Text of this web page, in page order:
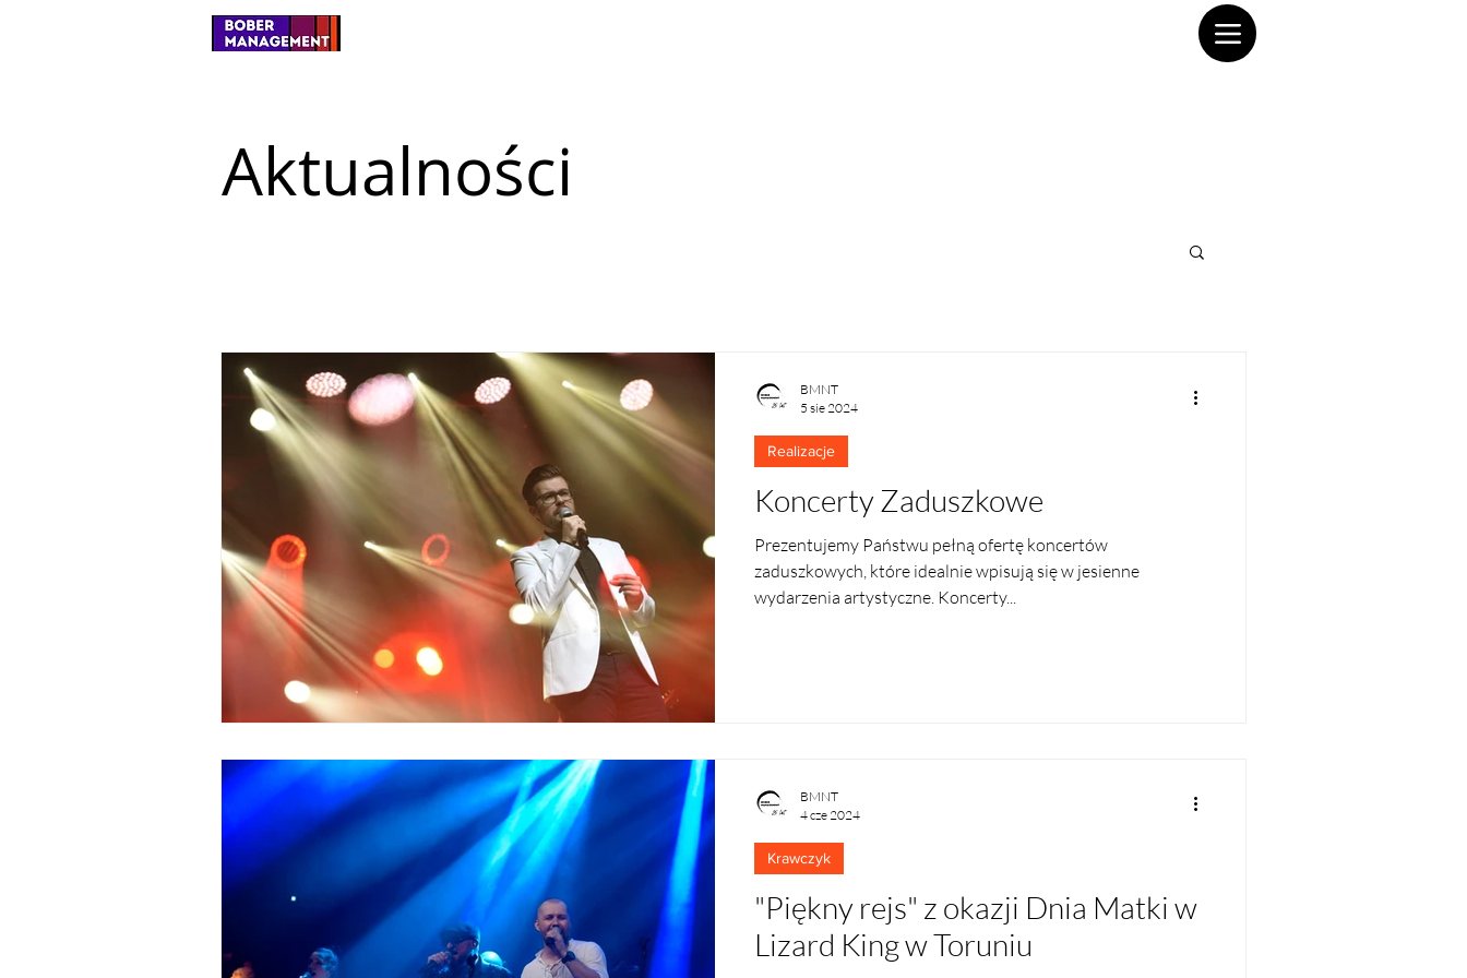
Aktualności
Koncerty Zaduszkowe
Prezentujemy Państwu pełną ofertę koncertów
zaduszkowych, które idealnie wpisują się w jesienne
wydarzenia artystyczne. Koncerty...
Realizacje
BMNT
5 sie 2024
"Piękny rejs" z okazji Dnia Matki w
Lizard King w Toruniu
Krawczyk
BMNT
4 cze 2024